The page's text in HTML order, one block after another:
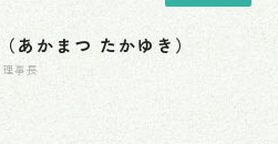
かまつ たかゆき）
事長